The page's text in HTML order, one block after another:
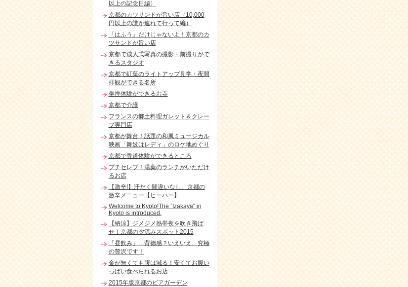
以上の記念日編）
京都のカツサンドが旨い店（10,000
円以上の誰か連れて行って編）
「はふう」だけじゃないよ！京都のカ
ツサンドが旨い店
京都で成人式写真の撮影・前撮りがで
きるスタジオ
京都で紅葉のライトアップ見学・夜間
拝観ができる名所
坐禅体験ができるお寺
京都で介護
フランスの郷土料理ガレット＆クレー
プ専門店
京都が舞台！話題の和風ミュージカル
映画「舞妓はレディ」のロケ地めぐり
京都で香道体験ができるところ
プチセレブ！湯葉のランチがいただけ
るお店
【激辛!】汗だく間違いなし。京都の
激辛メニュー【ヒーハー】
Welcome to Kyoto!The ”Izakaya" in
Kyoto is introduced.
【納涼】ジメジメ熱帯夜を吹き飛ば
せ！京都の夕涼みスポット2015
「昼飲み」…背徳感？いえいえ、究極
の贅沢です！
金が無くても腹は減る！安くてお腹い
っぱい食べられるお店
2015年版京都のビアガーデン